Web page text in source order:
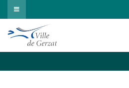
Passer
au
contenu